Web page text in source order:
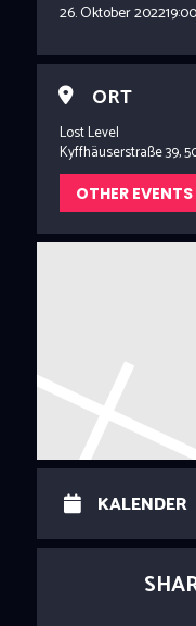
26. Oktober 202219:00
ORT
Lost Level
Kyffhäuserstraße 39,
OTHER EVENTS
KALENDER